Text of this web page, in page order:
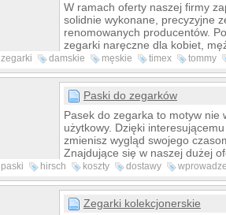
W ramach oferty naszej firmy
solidnie wykonane, precyzyjne
renomowanych producentów.
zegarki naręczne dla kobiet,
dzieci, zegary oraz kalkulatory.
zapewniamy wygodne zakupy
Internetu oraz profesjonalne
zakresie doboru właściwego
Lorus, Adriatica, Orient, Seiko.
zegarki damskie męskie timex
tommy
adriatica
atlantic
Paski do zegarków
Pasek do zegarka to motyw nie
użytkowy. Dzięki
zmienisz wygląd swojego
Znajdujące się w naszej dużej
sprawią, że Twój czasomierz
mocniej dostosowany do
paski hirsch koszty dostawy
newsletter
modell prywatności
Zegarki kolekcjonerskie